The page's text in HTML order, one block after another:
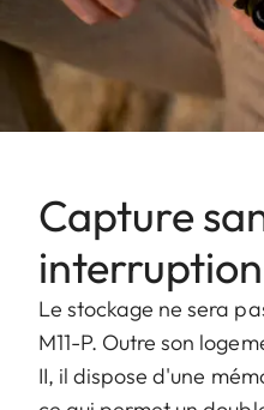
Capture
interruption
Le stockage ne sera
M11-P. Outre son
II, il dispose d'une